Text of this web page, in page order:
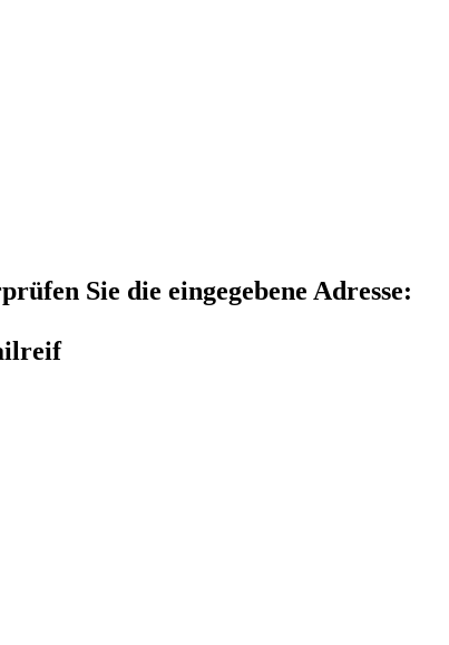
Sie die eingegebene Adresse: